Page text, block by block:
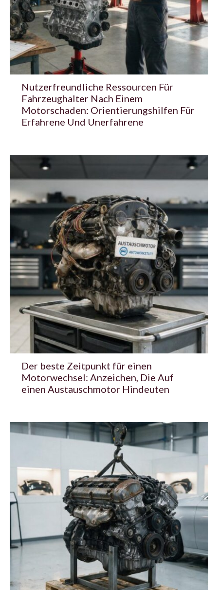
Nutzerfreundliche Ressourcen Für
Fahrzeughalter Nach Einem
Motorschaden: Orientierungshilfen Für
Erfahrene Und Unerfahrene
Der beste Zeitpunkt für einen
Motorwechsel: Anzeichen, Die Auf
einen Austauschmotor Hindeuten